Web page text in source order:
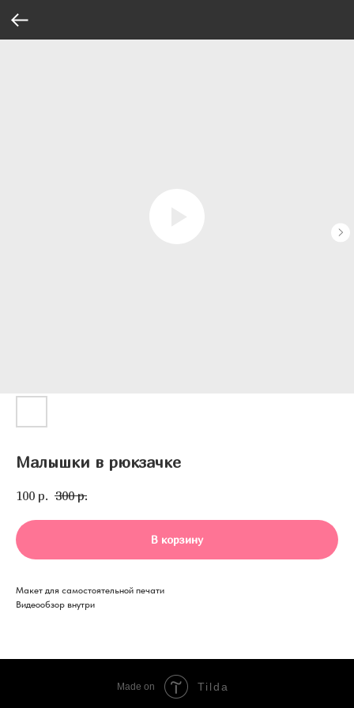
Малышки в рюкзачке
100 р. 300 р.
В корзину
Макет для самостоятельной печати
Видеообзор внутри
Made on Tilda